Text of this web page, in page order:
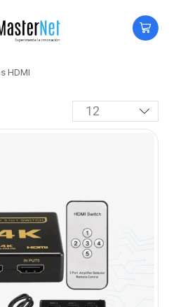
HDMI